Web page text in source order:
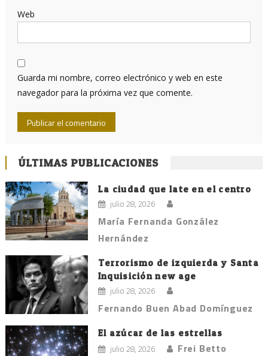
Web
Guarda mi nombre, correo electrónico y web en este
navegador para la próxima vez que comente.
ÚLTIMAS PUBLICACIONES
La ciudad que late en el centro
julio 28, 2026
María Fernanda González
Hernández
Terrorismo de izquierda y Santa
Inquisición new age
julio 28, 2026
Fernando Buen Abad Domínguez
El azúcar de las estrellas
julio 28, 2026 Frei Betto